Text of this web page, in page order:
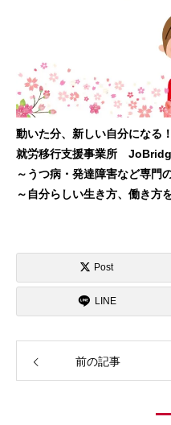
動いた分、新しい自分になる！
就労移行支援事業所
～うつ病・発達障害など専門
～自分らしい生き方、働き方
Post
LINE
前の記事